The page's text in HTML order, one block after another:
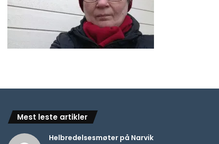
Mest leste artikler
Helbredelsesmøter på Narvik